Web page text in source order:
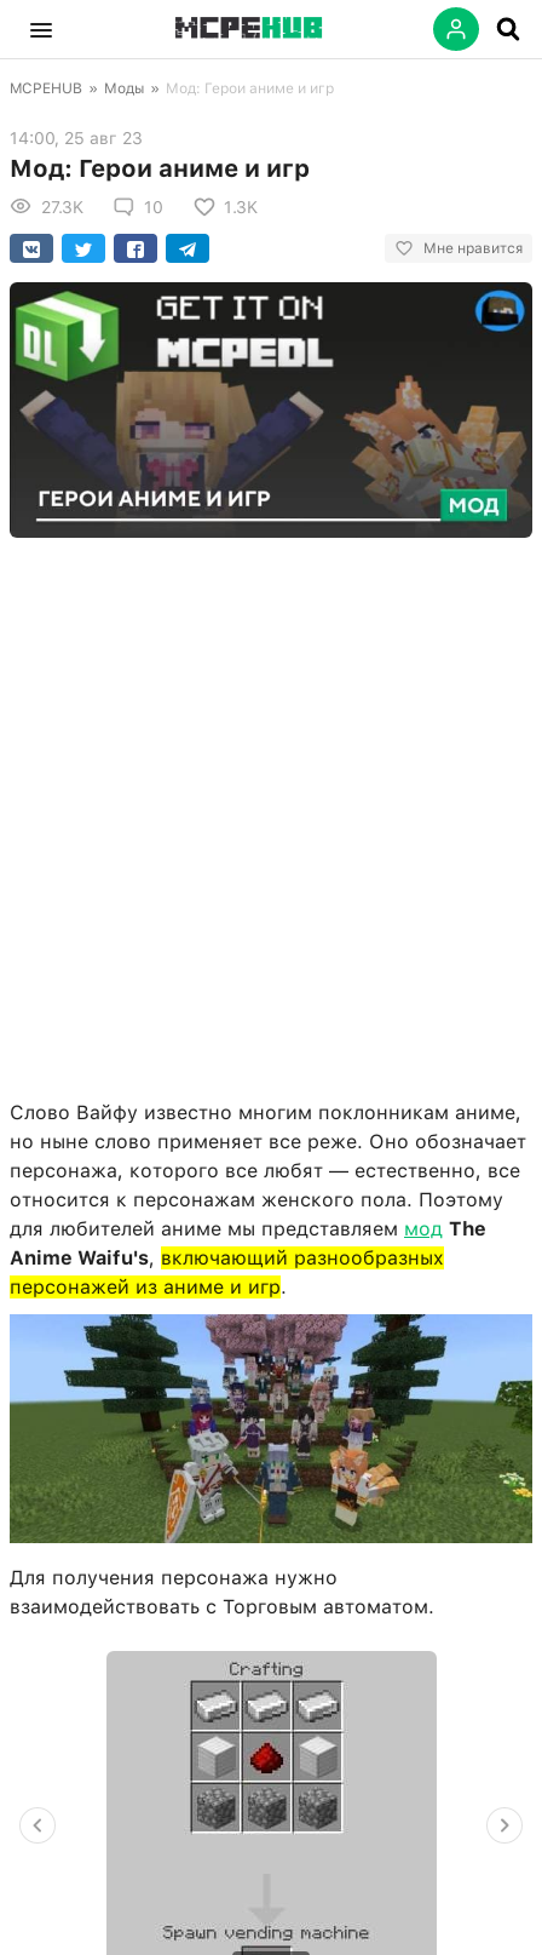
MCPEHUB » Моды » Мод: Герои аниме и игр
14:00, 25 авг 23
Мод: Герои аниме и игр
27.3K 10 1.3K
Мне нравится
Слово Вайфу известно многим поклонникам аниме,
но ныне слово применяет все реже. Оно обозначает
персонажа, которого все любят — естественно, все
относится к персонажам женского пола. Поэтому
для любителей аниме мы представляем мод The
Anime Waifu's, включающий разнообразных
персонажей из аниме и игр.
Для получения персонажа нужно
взаимодействовать с Торговым автоматом.